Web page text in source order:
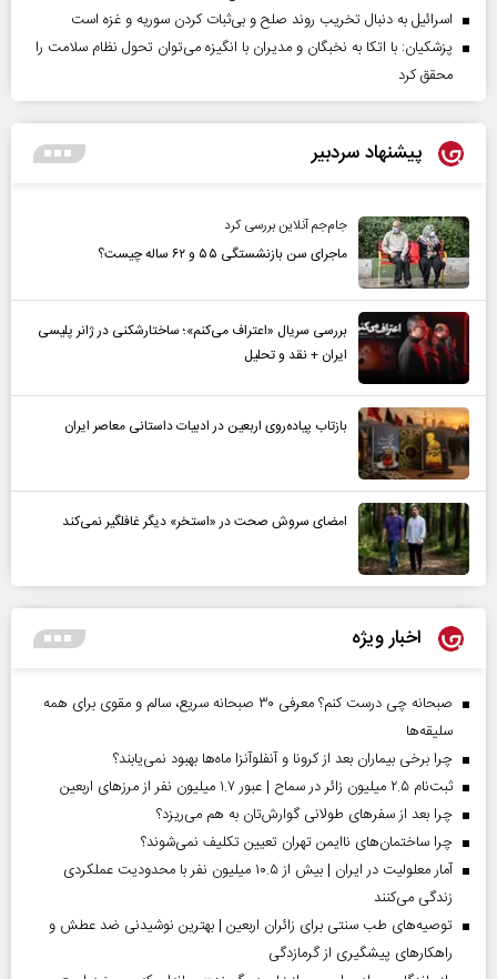
اسرائیل به دنبال تخریب روند صلح و بی‌ثبات کردن سوریه و غزه است
پزشکیان: با اتکا به نخبگان و مدیران با انگیزه می‌توان تحول نظام سلامت را
محقق کرد
پیشنهاد سردبیر
جام‌جم آنلاین بررسی کرد
ماجرای سن بازنشستگی ۵۵ و ۶۲ ساله چیست؟
بررسی سریال «اعتراف می‌کنم»؛ ساختارشکنی در ژانر پلیسی
ایران + نقد و تحلیل
بازتاب پیاده‌روی اربعین در ادبیات داستانی معاصر ایران
امضای سروش صحت در «استخر» دیگر غافلگیر نمی‌کند
اخبار ویژه
صبحانه چی درست کنم؟ معرفی ۳۰ صبحانه سریع، سالم و مقوی برای همه
سلیقه‌ها
چرا برخی بیماران بعد از کرونا و آنفلوآنزا ماه‌ها بهبود نمی‌یابند؟
ثبت‌نام ۲.۵ میلیون زائر در سماح | عبور ۱.۷ میلیون نفر از مرز‌های اربعین
چرا بعد از سفرهای طولانی گوارش‌تان به هم می‌ریزد؟
چرا ساختمان‌های ناایمن تهران تعیین تکلیف نمی‌شوند؟
آمار معلولیت در ایران | بیش از ۱۰.۵ میلیون نفر با محدودیت عملکردی
زندگی می‌کنند
توصیه‌های طب سنتی برای زائران اربعین | بهترین نوشیدنی ضد عطش و
راهکارهای پیشگیری از گرمازدگی